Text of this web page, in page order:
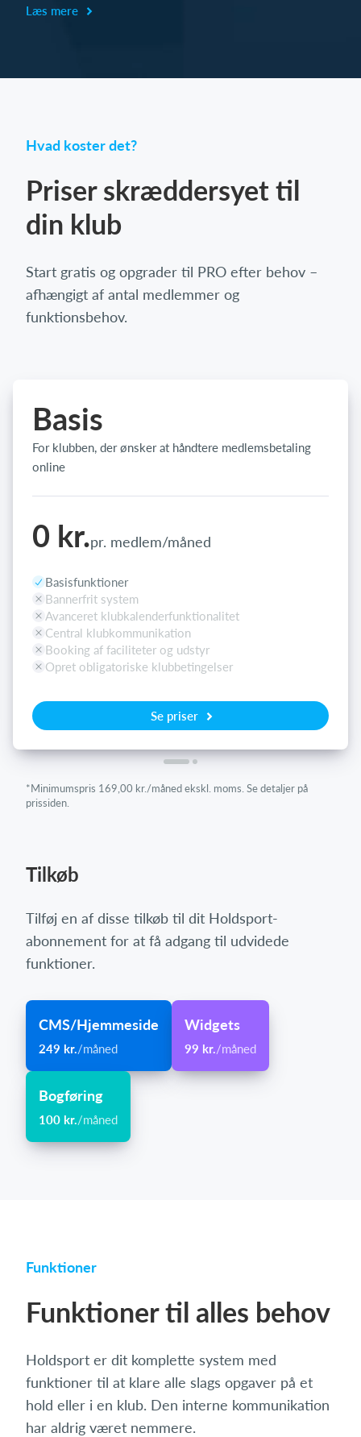
Læs mere
Hvad koster det?
Priser skræddersyet til
din klub
Start gratis og opgrader til PRO efter behov –
afhængigt af antal medlemmer og
funktionsbehov.
Basis
For klubben, der ønsker at håndtere medlemsbetaling
online
0 kr.pr. medlem/måned
Basisfunktioner
Bannerfrit system
Avanceret klubkalenderfunktionalitet
Central klubkommunikation
Booking af faciliteter og udstyr
Opret obligatoriske klubbetingelser
Se priser
*Minimumspris 169,00 kr./måned ekskl. moms. Se detaljer på
prissiden.
Tilkøb
Tilføj en af disse tilkøb til dit Holdsport-
abonnement for at få adgang til udvidede
funktioner.
CMS/Hjemmeside
249 kr./måned
Widgets
99 kr./måned
Bogføring
100 kr./måned
Funktioner
Funktioner til alles behov
Holdsport er dit komplette system med
funktioner til at klare alle slags opgaver på et
hold eller i en klub. Den interne kommunikation
har aldrig været nemmere.